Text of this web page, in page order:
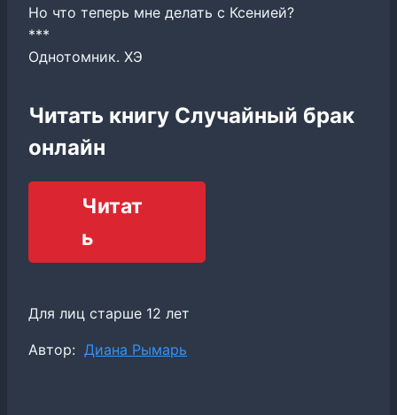
Но что теперь мне делать с Ксенией?
***
Однотомник. ХЭ
Читать книгу Случайный брак
онлайн
Читат
ь
Для лиц старше 12 лет
Метки
Автор: Диана Рымарь